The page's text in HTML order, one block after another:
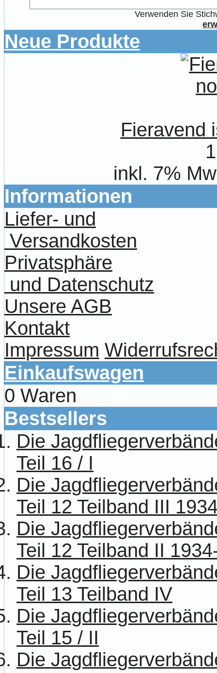
Verwenden Sie
Neue Produkte
Fieravend
inkl. 7%
Informationen
Liefer- und
Versandkosten
Privatsphäre
und Datenschutz
Unsere AGB
Kontakt
Impressum
Einkaufswagen
0 Waren
Bestsellers
Die
Teil 16 / I
Die
Teil 12 Teilband III
Die
Teil 12 Teilband II
Die
Teil 13 Teilband IV
Die
Teil 15 / II
Die